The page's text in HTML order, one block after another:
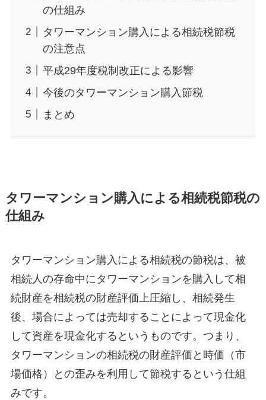
の仕組み
タワーマンション購入による相続税節税
の注意点
平成29年度税制改正による影響
今後のタワーマンション購入節税
まとめ
タワーマンション購入による相続税節税の
仕組み
タワーマンション購入による相続税の節税は、被
相続人の存命中にタワーマンションを購入して相
続財産を相続税の財産評価上圧縮し、相続発生
後、場合によっては売却することによって現金化
して資産を現金化するというものです。つまり、
タワーマンションの相続税の財産評価と時価（市
場価格）との歪みを利用して節税するという仕組
みです。